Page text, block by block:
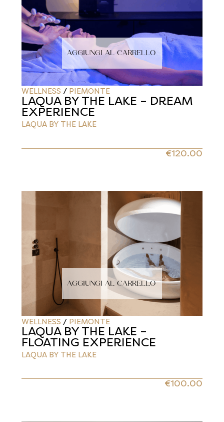
AGGIUNGI AL CARRELLO
WELLNESS / PIEMONTE
LAQUA BY THE LAKE – DREAM
EXPERIENCE
LAQUA BY THE LAKE
€120.00
AGGIUNGI AL CARRELLO
WELLNESS / PIEMONTE
LAQUA BY THE LAKE –
FLOATING EXPERIENCE
LAQUA BY THE LAKE
€100.00